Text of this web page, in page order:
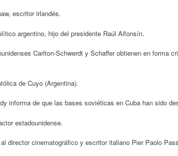
escritor irlandés.
argentino, hijo del presidente Raúl Alfonsín.
Carlton-Schwerdt y Schaffer obtienen en forma
de Cuyo (Argentina).
informa de que las bases soviéticas en Cuba han sido
estadounidense.
director cinematográfico y escritor italiano Pier Paolo